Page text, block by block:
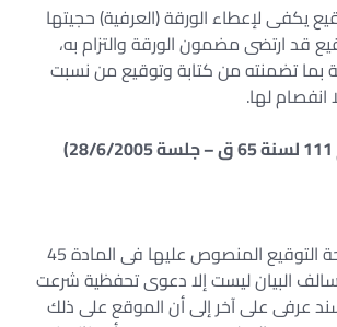
يكفى لإعطاء الورقة (العرفية) حجيتها
قد ارتضى مضمون الورقة والتزام به،
بما تضمنته من كتابة وتوقيع من نسبت
انفصام لها.
أذ كانت دعوى صحة التوقيع المنصوص عليها فى المادة 45
البيان ليست إلا دعوى تحفظية شرعت
عرفى على آخر إلى أن الموقع على ذلك